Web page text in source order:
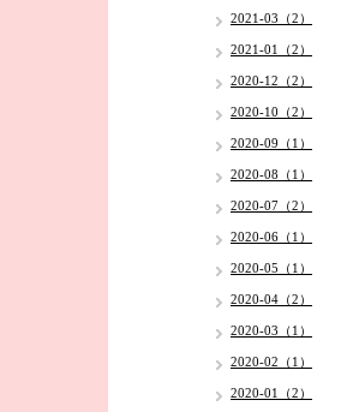
2021-03（2）
2021-01（2）
2020-12（2）
2020-10（2）
2020-09（1）
2020-08（1）
2020-07（2）
2020-06（1）
2020-05（1）
2020-04（2）
2020-03（1）
2020-02（1）
2020-01（2）